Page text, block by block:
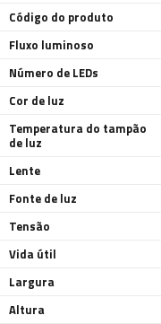
Código do produto
Fluxo luminoso
Número de LEDs
Cor de luz
Temperatura do tampão
de luz
Lente
Fonte de luz
Tensão
Vida útil
Largura
Altura